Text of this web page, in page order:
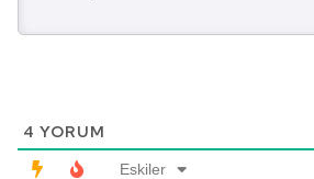
4 YORUM
Eskiler